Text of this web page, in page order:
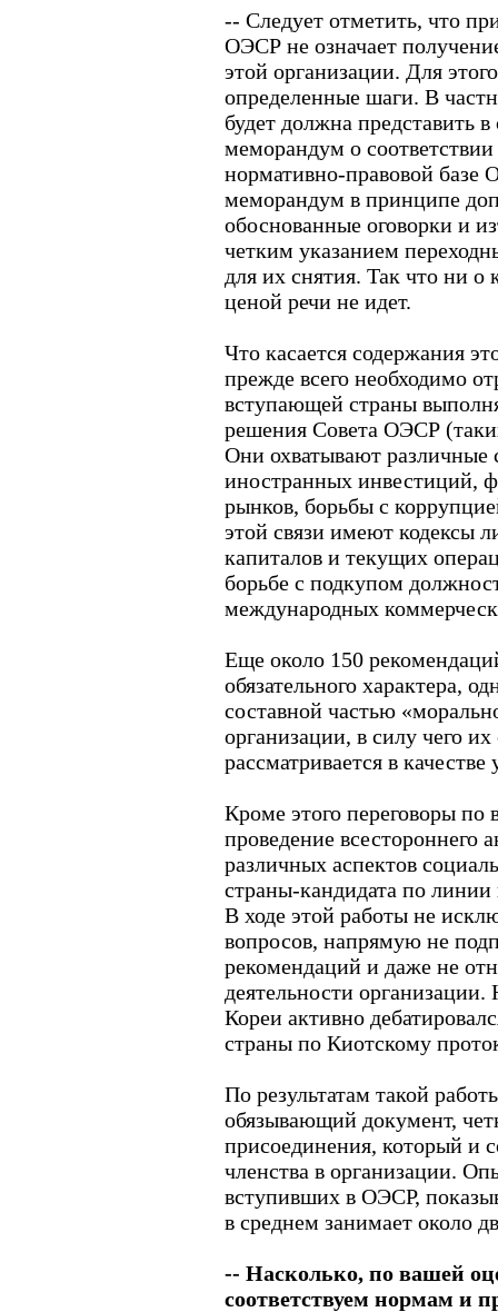
-- Следует отметить, что
ОЭСР не означает
этой организации. Для
определенные шаги. В
будет должна представить
меморандум о соответствии
нормативно-правовой базе
меморандум в принципе
обоснованные оговорки и
четким указанием
для их снятия. Так что ни
ценой речи не идет.
Что касается содержания
прежде всего необходимо
вступающей страны
решения Совета ОЭСР
Они охватывают различные
иностранных инвестиций,
рынков, борьбы с
этой связи имеют кодексы
капиталов и текущих
борьбе с подкупом
международных
Еще около 150
обязательного характера,
составной частью
организации, в силу чего
рассматривается в
Кроме этого переговоры
проведение всестороннего
различных аспектов
страны-кандидата по
В ходе этой работы не
вопросов, напрямую не
рекомендаций и даже не
деятельности
Кореи активно
страны по Киотскому
По результатам такой
обязывающий документ,
присоединения, который и
членства в организации.
вступивших в ОЭСР,
в среднем занимает около
-- Насколько, по вашей
соответствуем нормам и